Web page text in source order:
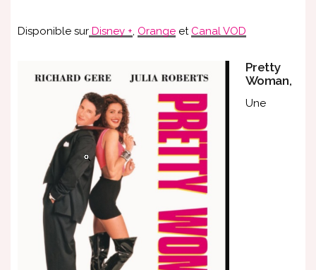
Disponible sur Disney +, Orange et Canal VOD
Pretty
Woman,
Une